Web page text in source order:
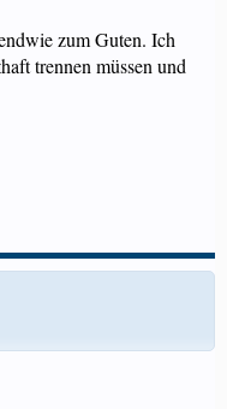
zum Guten. Ich
trennen müssen und